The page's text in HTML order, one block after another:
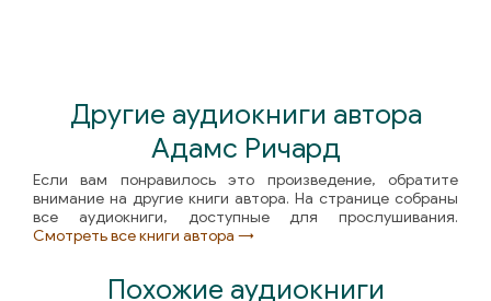
Другие аудиокниги автора
Адамс Ричард
Если вам понравилось это произведение, обратите
внимание на другие книги автора. На странице собраны
все аудиокниги, доступные для прослушивания.
Смотреть все книги автора →
Похожие аудиокниги